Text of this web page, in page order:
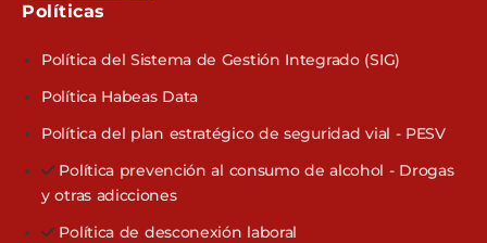
Políticas​
Política del Sistema de Gestión Integrado (SIG)
Política Habeas Data
Política del plan estratégico de seguridad vial - PESV
Política prevención al consumo de alcohol - Drogas
y otras adicciones
Política de desconexión laboral